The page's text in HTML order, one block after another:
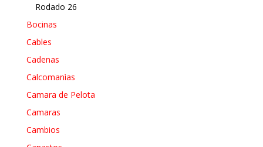
Rodado 26
Bocinas
Cables
Cadenas
Calcomanìas
Camara de Pelota
Camaras
Cambios